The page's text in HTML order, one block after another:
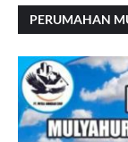
PERUMAHAN